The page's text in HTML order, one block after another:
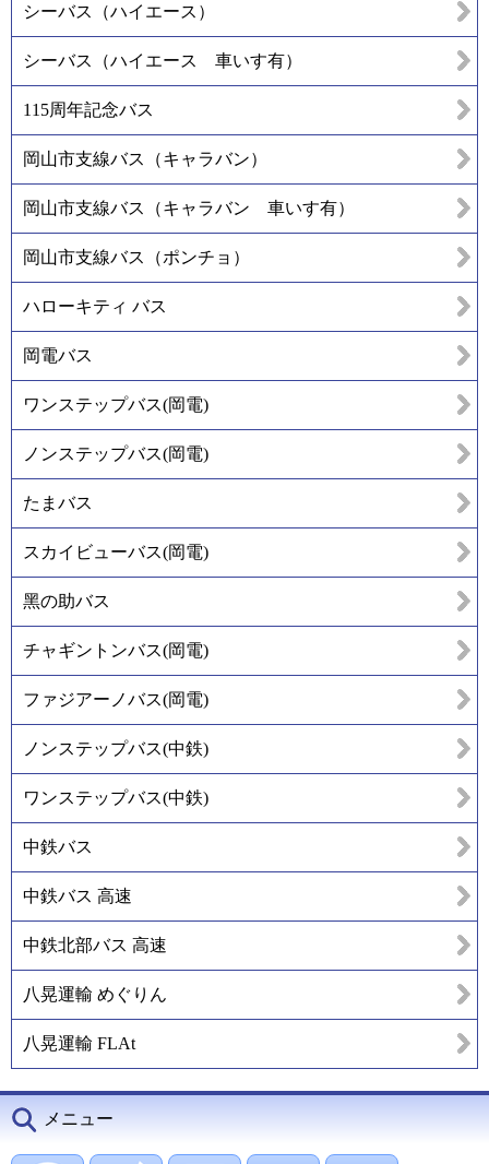
シーバス（ハイエース）
シーバス（ハイエース 車いす有）
115周年記念バス
岡山市支線バス（キャラバン）
岡山市支線バス（キャラバン 車いす有）
岡山市支線バス（ポンチョ）
ハローキティ バス
岡電バス
ワンステップバス(岡電)
ノンステップバス(岡電)
たまバス
スカイビューバス(岡電)
黑の助バス
チャギントンバス(岡電)
ファジアーノバス(岡電)
ノンステップバス(中鉄)
ワンステップバス(中鉄)
中鉄バス
中鉄バス 高速
中鉄北部バス 高速
八晃運輸 めぐりん
八晃運輸 FLAt
メニュー